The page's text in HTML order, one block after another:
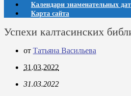
Календари знаменательных дат
Карта сайта
Успехи калтасинских
от Татьяна Васильева
31.03.2022
31.03.2022